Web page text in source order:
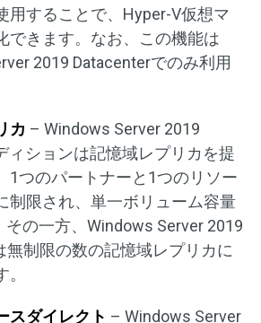
用することで、Hyper-V仮想マ
できます。なお、この機能は
2019 Datacenterでのみ利用
カ – Windows Server 2019
ィションは記憶域レプリカを提
1つのパートナーと1つのリソー
制限され、単一ボリューム容量
その一方、Windows Server 2019
無制限の数の記憶域レプリカに
スダイレクト – Windows Server